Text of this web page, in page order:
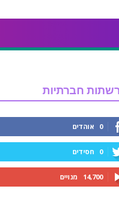
חברתיות
0 אוהדים
0 חסידים
14,700 מנויים